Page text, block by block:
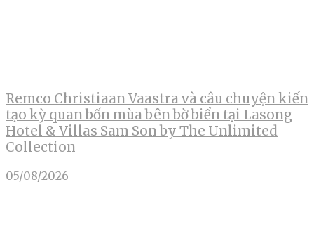
Remco Christiaan Vaastra và câu chuyện kiến
tạo kỳ quan bốn mùa bên bờ biển tại Lasong
Hotel & Villas Sam Son by The Unlimited
Collection
05/08/2026